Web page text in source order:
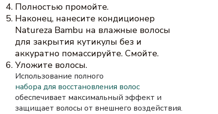
Полностью промойте.
Наконец, нанесите кондиционер
Natureza Bambu на влажные волосы
для закрытия кутикулы без и
аккуратно помассируйте. Смойте.
Уложите волосы.
Использование полного
набора для восстановления волос
обеспечивает максимальный эффект и
защищает волосы от внешнего воздействия.